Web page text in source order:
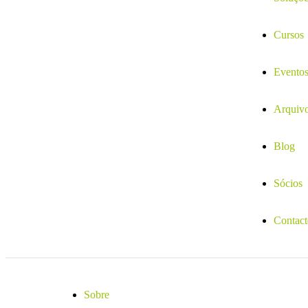
Cursos
Eventos
Blog
Sócios
Sobre